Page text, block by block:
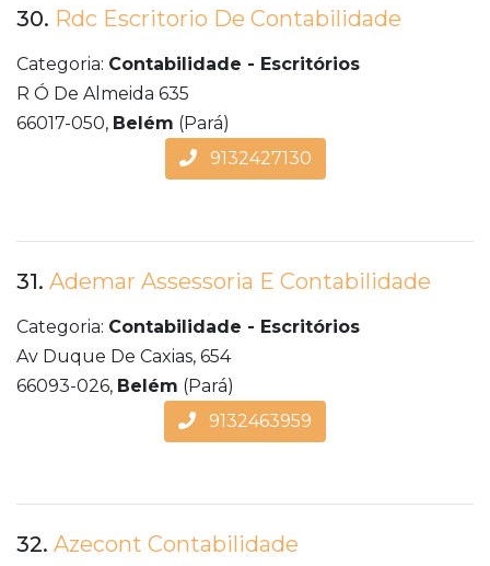
30. Rdc Escritorio De Contabilidade
Categoria: Contabilidade - Escritórios
R Ó De Almeida 635
66017-050, Belém (Pará)
9132427130
31. Ademar Assessoria E Contabilidade
Categoria: Contabilidade - Escritórios
Av Duque De Caxias, 654
66093-026, Belém (Pará)
9132463959
32. Azecont Contabilidade